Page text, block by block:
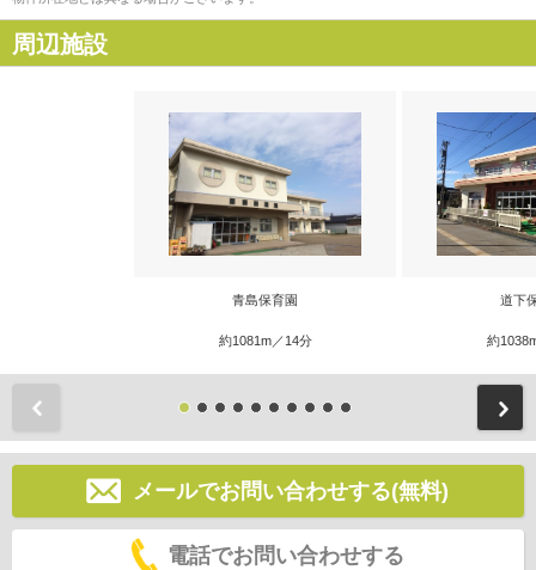
周辺施設
青島保育園
約1081m／14分
道下
約
メールでお問い合わせする(無料)
電話でお問い合わせする